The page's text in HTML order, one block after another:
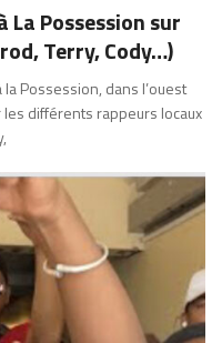
Possession sur
Terry, Cody…)
Possession, dans l’ouest
les différents rappeurs locaux